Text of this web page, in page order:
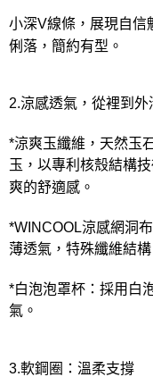
小深V線條，展現自信
俐落，簡約有型。
2.涼感透氣，從裡到
*涼爽玉纖維，天然玉
玉，以專利核殼結構
爽的舒適感。
*WINCOOL涼感網洞
薄透氣，特殊纖維結
*白泡泡罩杯：採用白
氣。
3.軟鋼圈：溫柔支撐